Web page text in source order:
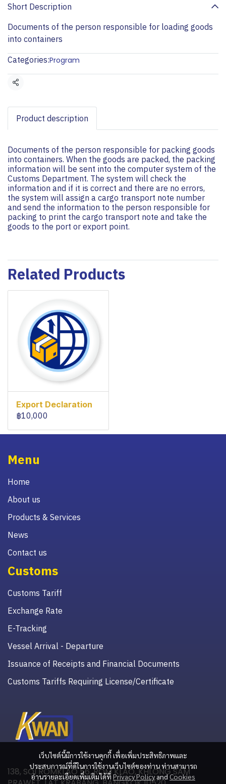
Short Description
Documents of the person responsible for loading goods
into containers
Categories:Program
Share
Product description
Documents of the person responsible for packing goods
into containers. When the goods are packed, the packing
information will be sent into the computer system of the
Customs Department. The system will check the
information and if it is correct and there are no errors,
the system will assign a cargo transport note number
and send the information to the person responsible for
packing to print the cargo transport note and take the
goods to the port or export point.
Related Products
Export Declaration
฿10,000
เว็บไซต์นี้มีการใช้งานคุกกี้ เพื่อเพิ่มประสิทธิภาพและ
ประสบการณ์ที่ดีในการใช้งานเว็บไซต์ของท่าน ท่านสามารถ
อ่านรายละเอียดเพิ่มเติมได้ที่Privacy PolicyandCookies
Menu
Home
About us
Products & Services
News
Contact us
Customs
Customs Tariff
Exchange Rate
E-Tracking
Vessel Arrival - Departure
Issuance of Receipts and Financial Documents
Customs Tariffs Requiring License/Certificate
138, SOI ROMKLAO 56, ROM KLAO, KHLONG SAM